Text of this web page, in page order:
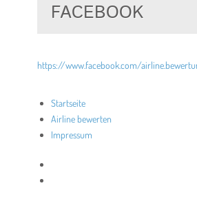
FACEBOOK
https://www.facebook.com/
Startseite
Airline bewerten
Impressum